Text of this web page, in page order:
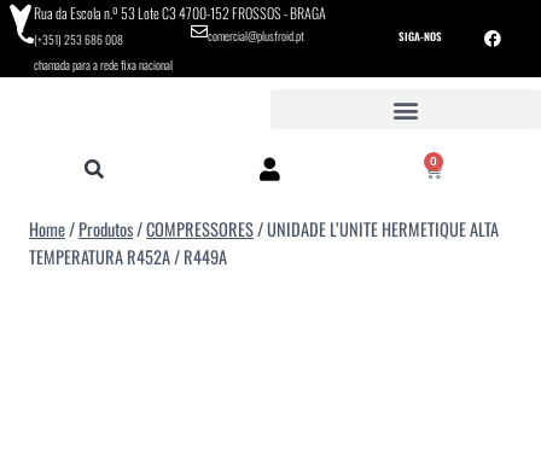
Rua da Escola n.º 53 Lote C3 4700-152 FROSSOS - BRAGA
(+351) 253 686 008
chamada para a rede fixa nacional
comercial@plusfroid.pt SIGA-NOS
0
Home/Produtos/COMPRESSORES/UNIDADE L’UNITE HERMETIQUE ALTA
TEMPERATURA R452A / R449A